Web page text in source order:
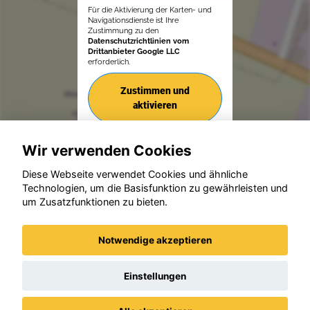
Für die Aktivierung der Karten- und
Navigationsdienste ist Ihre
Zustimmung zu den
Datenschutzrichtlinien vom
Drittanbieter Google LLC
erforderlich.
Zustimmen und
aktivieren
© konjunkturmotor.de GmbH 2020 - 2026
Wir verwenden Cookies
Diese Webseite verwendet Cookies und ähnliche
Technologien, um die Basisfunktion zu gewährleisten und
um Zusatzfunktionen zu bieten.
Notwendige akzeptieren
Einstellungen